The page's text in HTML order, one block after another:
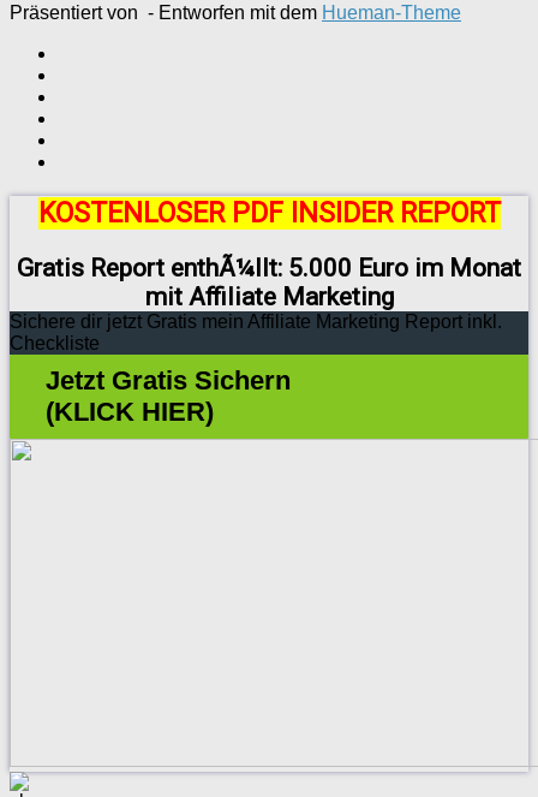
Präsentiert von - Entworfen mit dem Hueman-Theme
KOSTENLOSER PDF INSIDER REPORT
Gratis Report enthÃ¼llt: 5.000 Euro im Monat
mit Affiliate Marketing
Sichere dir jetzt Gratis mein Affiliate Marketing Report inkl.
Checkliste
Jetzt Gratis Sichern
(KLICK HIER)